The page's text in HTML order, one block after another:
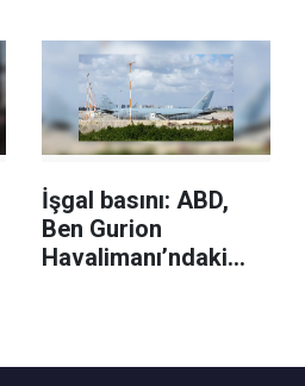
İşgal basını: ABD,
Ben Gurion
Havalimanı’ndaki